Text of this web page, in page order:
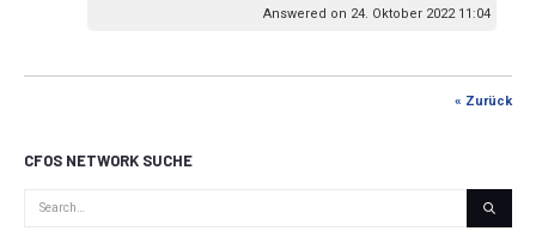
Answered on 24. Oktober 2022 11:04
« Zurück
CFOS NETWORK SUCHE